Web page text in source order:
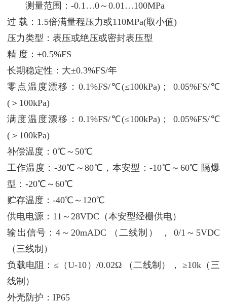
测量范围：-0.1…0～0.01…100MPa
过 载：1.5倍满量程压力或110MPa(取小值)
压力类型：表压或绝压或密封表压型
精 度：±0.5%FS
长期稳定性：大±0.3%FS/年
零点温度漂移：0.1%FS/℃(≤100kPa)； 0.05%FS/℃
(＞100kPa)
满度温度漂移：0.1%FS/℃(≤100kPa)； 0.05%FS/℃
(＞100kPa)
补偿温度：0℃～50℃
工作温度：-30℃～80℃，本安型：-10℃～60℃ 隔爆
型：-20℃～60℃
贮存温度：-40℃～120℃
供电电源：11～28VDC（本安型经栅供电）
输出信号：4～20mADC （二线制） ， 0/1～5VDC
（三线制）
负载电阻：≤（U-10）/0.02Ω （二线制）， ≥10k（三
线制）
外壳防护：IP65